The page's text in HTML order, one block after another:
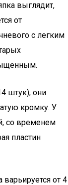
выглядит,
от
с легким
штук), они
кромку. У
со временем
пластин
от 4